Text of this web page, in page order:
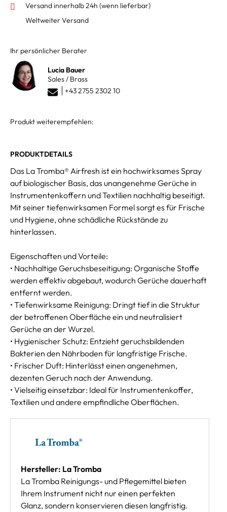
Versand innerhalb 24h (wenn lieferbar)
Weltweiter Versand
Ihr persönlicher Berater
Lucia Bauer
Sales / Brass
+43 2755 2302 10
Produkt weiterempfehlen:
PRODUKTDETAILS
Das La Tromba® Airfresh ist ein hochwirksames Spray
auf biologischer Basis, das unangenehme Gerüche in
Instrumentenkoffern und Textilien nachhaltig beseitigt.
Mit seiner tiefenwirksamen Formel sorgt es für Frische
und Hygiene, ohne schädliche Rückstände zu
hinterlassen.
Eigenschaften und Vorteile:
• Nachhaltige Geruchsbeseitigung: Organische Stoffe
werden effektiv abgebaut, wodurch Gerüche dauerhaft
entfernt werden.
• Tiefenwirksame Reinigung: Dringt tief in die Struktur
der betroffenen Oberfläche ein und neutralisiert
Gerüche an der Wurzel.
• Hygienischer Schutz: Entzieht geruchsbildenden
Bakterien den Nährboden für langfristige Frische.
• Frischer Duft: Hinterlässt einen angenehmen,
dezenten Geruch nach der Anwendung.
• Vielseitig einsetzbar: Ideal für Instrumentenkoffer,
Textilien und andere empfindliche Oberflächen.
Hersteller: La Tromba
La Tromba Reinigungs- und Pflegemittel bieten
Ihrem Instrument nicht nur einen perfekten
Glanz, sondern konservieren diesen langfristig.